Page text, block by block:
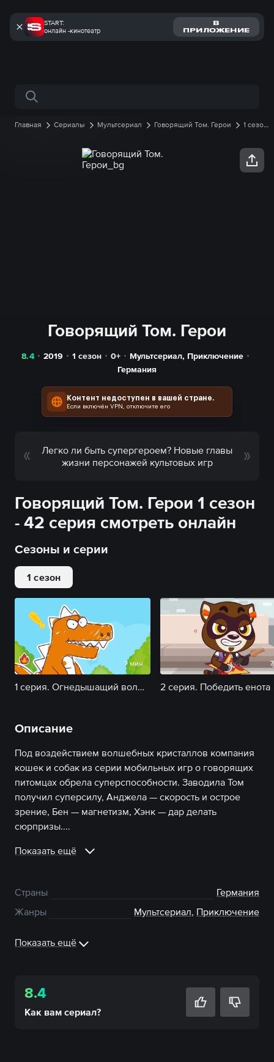
START:
онлайн -кинотеатр
В
ПРИЛОЖЕНИЕ
Поиск по сайту
Главная Сериалы Мультсериал Говорящий Том. Герои
1 сезон
Говорящий Том. Герои
8.4 2019 1 сезон 0+ Мультсериал, Приключение
Германия
Контент недоступен в вашей стране.
Если включён VPN, отключите его
Легко ли быть супергероем? Новые главы
жизни персонажей культовых игр
Говорящий Том. Герои 1 сезон
- 42 серия смотреть онлайн
Сезоны и серии
1 сезон
7 мин
1 серия. Огнедышащий волшебный динозавр 2 серия. Победить енота
Описание
Под воздействием волшебных кристаллов компания
кошек и собак из серии мобильных игр о говорящих
питомцах обрела суперспособности. Заводила Том
получил суперсилу, Анджела — скорость и острое
зрение, Бен — магнетизм, Хэнк — дар делать
сюрпризы....
Показать ещё
Страны
Германия
Жанры
Мультсериал, Приключение
Показать ещё
8.4
Как вам сериал?